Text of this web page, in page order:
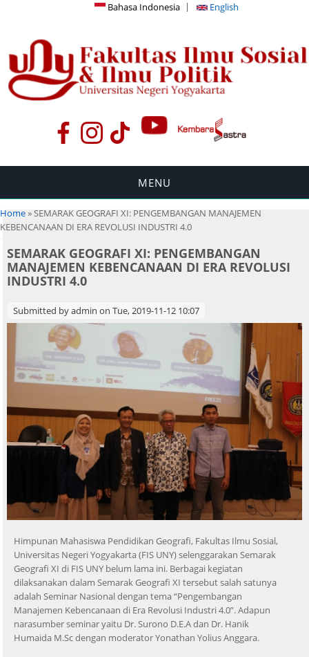
Bahasa Indonesia English
MENU
You are here
Home» SEMARAK GEOGRAFI XI: PENGEMBANGAN MANAJEMEN
KEBENCANAAN DI ERA REVOLUSI INDUSTRI 4.0
SEMARAK GEOGRAFI XI: PENGEMBANGAN
MANAJEMEN KEBENCANAAN DI ERA REVOLUSI
INDUSTRI 4.0
Submitted byadmin on Tue, 2019-11-12 10:07
Himpunan Mahasiswa Pendidikan Geografi, Fakultas Ilmu Sosial,
Universitas Negeri Yogyakarta (FIS UNY) selenggarakan Semarak
Geografi XI di FIS UNY belum lama ini. Berbagai kegiatan
dilaksanakan dalam Semarak Geografi XI tersebut salah satunya
adalah Seminar Nasional dengan tema “Pengembangan
Manajemen Kebencanaan di Era Revolusi Industri 4.0”. Adapun
narasumber seminar yaitu Dr. Surono D.E.A dan Dr. Hanik
Humaida M.Sc dengan moderator Yonathan Yolius Anggara.